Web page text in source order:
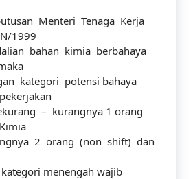
Menteri Tenaga Kerja
1999
bahan kimia berbahaya
kategori potensi bahaya
– kurangnya 1 orang
2 orang (non shift) dan
menengah wajib